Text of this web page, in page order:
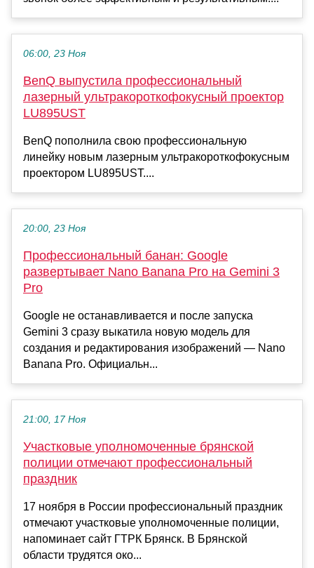
06:00, 23 Ноя
BenQ выпустила профессиональный
лазерный ультракороткофокусный проектор
LU895UST
BenQ пополнила свою профессиональную
линейку новым лазерным ультракороткофокусным
проектором LU895UST....
20:00, 23 Ноя
Профессиональный банан: Google
развертывает Nano Banana Pro на Gemini 3
Pro
Google не останавливается и после запуска
Gemini 3 сразу выкатила новую модель для
создания и редактирования изображений — Nano
Banana Pro. Официальн...
21:00, 17 Ноя
Участковые уполномоченные брянской
полиции отмечают профессиональный
праздник
17 ноября в России профессиональный праздник
отмечают участковые уполномоченные полиции,
напоминает сайт ГТРК Брянск. В Брянской
области трудятся око...